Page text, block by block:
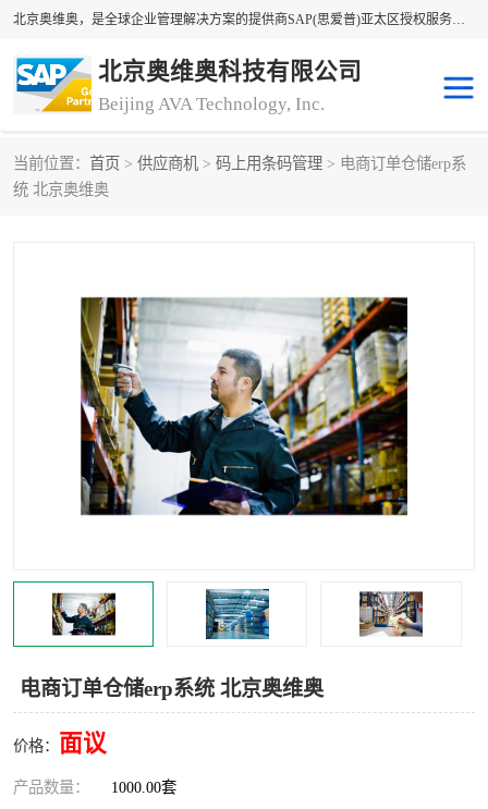
北京奥维奥，是全球企业管理解决方案的提供商SAP(思爱普)亚太区授权服务商领军者，SAP金牌服务商和代理商。企业ERP系统软件，SAP软件实施，17年来服务客户1500多家。提供SAP Business One，SAP Business ByDesign，SAP S/4HANA Cloud，SAP Analytics Cloud （分析云）等产品与解决方案。咨询专线：400-890-8880
北京奥维奥科技有限公司
Beijing AVA Technology, Inc.
当前位置： 首页 > 供应商机 > 码上用条码管理 > 电商订单仓储erp系
统 北京奥维奥
电商订单仓储erp系统 北京奥维奥
价格： 面议
产品数量： 1000.00套
sap系统
sap软件开发 sap管理系统
码上用条码管理 扫码系统
工厂ERP软件 制造业ERP系统
工厂ERP系统 皮具厂erp系统
食品厂erp系统 塑胶厂erp系统
小工厂erp系统 印染厂erp系统